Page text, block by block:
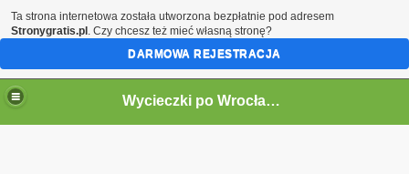
Wycieczki po Wrocławiu
Ta strona internetowa została utworzona bezpłatnie pod adresem
Stronygratis.pl . Czy chcesz też mieć własną stronę?
DARMOWA REJESTRACJA